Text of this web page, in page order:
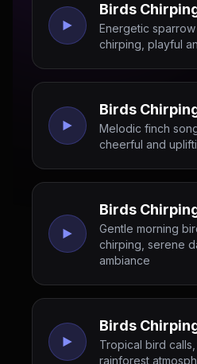
Birds
Energetic sparrow
chirping, playful
Birds
Melodic finch
cheerful and
Birds
Gentle morning
chirping, serene
ambiance
Birds
Tropical bird
rainforest